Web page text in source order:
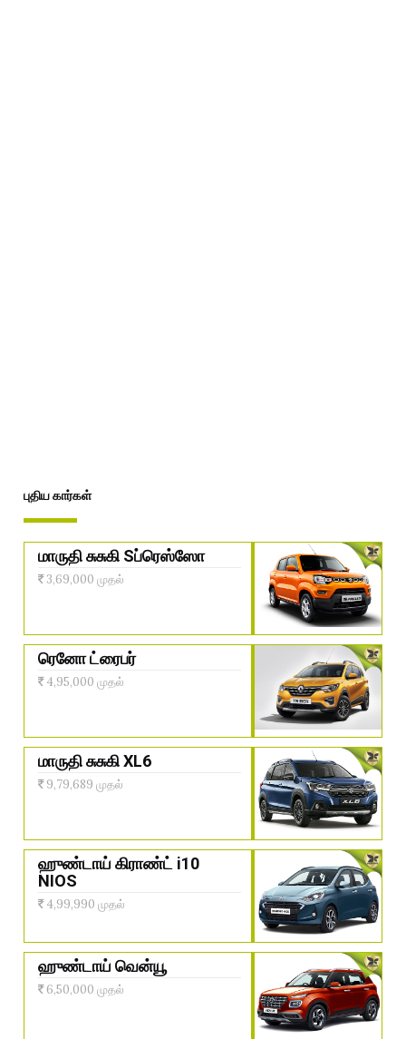
புதிய கார்கள்
மாருதி சுசுகி Sப்ரெஸ்ஸோ
3,69,000 முதல்
ரெனோ ட்ரைபர்
4,95,000 முதல்
மாருதி சுசுகி XL6
9,79,689 முதல்
ஹுண்டாய் கிராண்ட் i10
NIOS
4,99,990 முதல்
ஹுண்டாய் வென்யூ
6,50,000 முதல்